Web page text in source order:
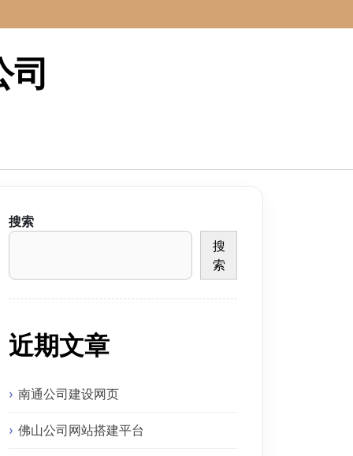
司
搜索
搜
索
近期文章
南通公司建设网页
佛山公司网站搭建平台